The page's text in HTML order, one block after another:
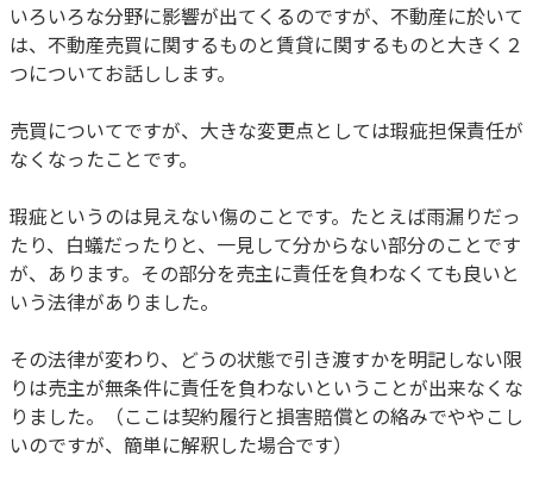
いろいろな分野に影響が出てくるのですが、不動産に於いて
は、不動産売買に関するものと賃貸に関するものと大きく２
つについてお話しします。
売買についてですが、大きな変更点としては瑕疵担保責任が
なくなったことです。
瑕疵というのは見えない傷のことです。たとえば雨漏りだっ
たり、白蟻だったりと、一見して分からない部分のことです
が、あります。その部分を売主に責任を負わなくても良いと
いう法律がありました。
その法律が変わり、どうの状態で引き渡すかを明記しない限
りは売主が無条件に責任を負わないということが出来なくな
りました。（ここは契約履行と損害賠償との絡みでややこし
いのですが、簡単に解釈した場合です）